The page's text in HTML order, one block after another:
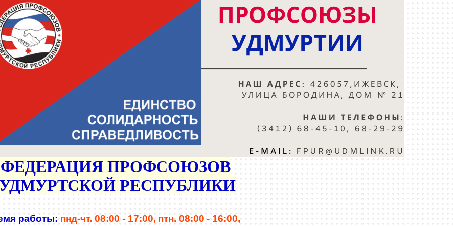
ПРОФСОЮЗОВ
РЕСПУБЛИКИ
работы: пнд-чт. 08:00 - 17:00, птн. 08:00 - 16:00,